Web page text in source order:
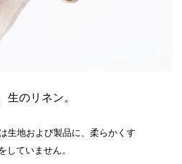
生のリネン。
生地および製品に、柔らかくす
していません。